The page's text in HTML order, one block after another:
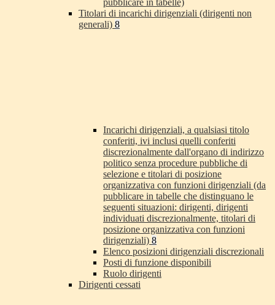
pubblicare in tabelle)
Titolari di incarichi dirigenziali (dirigenti non
generali) 8
Incarichi dirigenziali, a qualsiasi titolo
conferiti, ivi inclusi quelli conferiti
discrezionalmente dall'organo di indirizzo
politico senza procedure pubbliche di
selezione e titolari di posizione
organizzativa con funzioni dirigenziali (da
pubblicare in tabelle che distinguano le
seguenti situazioni: dirigenti, dirigenti
individuati discrezionalmente, titolari di
posizione organizzativa con funzioni
dirigenziali) 8
Elenco posizioni dirigenziali discrezionali
Posti di funzione disponibili
Ruolo dirigenti
Dirigenti cessati